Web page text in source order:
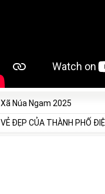
Xã Núa Ngam 2025
VẺ ĐẸP CỦA THÀNH PHỐ